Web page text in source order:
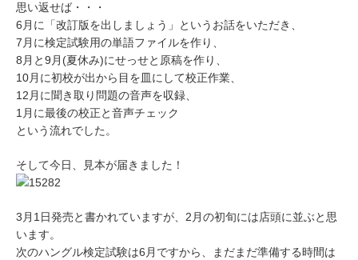
思い返せば・・・
6月に「改訂版を出しましょう」というお話をいただき、
7月に検定試験用の単語ファイルを作り、
8月と9月(夏休み)にせっせと原稿を作り、
10月に初校が出から目を皿にして校正作業、
12月に聞き取り問題の音声を収録、
1月に最後の校正と音声チェック
という流れでした。
そして今日、見本が届きました！
3月1日発売と書かれていますが、2月の初旬には店頭に並ぶと思
います。
次のハングル検定試験は6月ですから、まだまだ準備する時間は